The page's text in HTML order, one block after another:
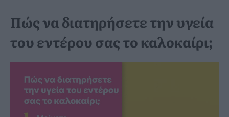
Πώς να διατηρήσετε την υγεία
του εντέρου σας το καλοκαίρι;